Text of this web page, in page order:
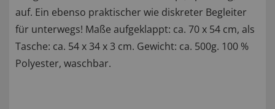
auf. Ein ebenso praktischer wie diskreter Begleiter
für unterwegs! Maße aufgeklappt: ca. 70 x 54 cm, als
Tasche: ca. 54 x 34 x 3 cm. Gewicht: ca. 500g. 100 %
Polyester, waschbar.